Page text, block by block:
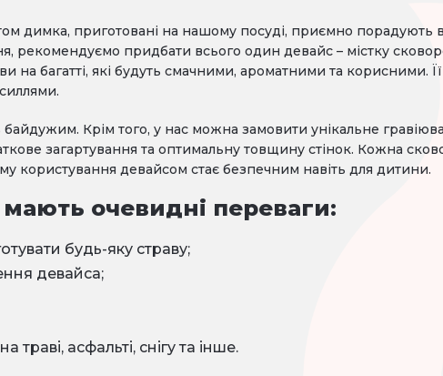
димка, приготовані на нашому посуді, приємно
рекомендуємо придбати всього один девайс – містку
багатті, які будуть смачними, ароматними та корисними.
Крім того, у нас можна замовити унікальне
загартування та оптимальну товщину стінок. Кожна
користування девайсом стає безпечним навіть для дитини.
очевидні переваги:
будь-яку страву;
девайса;
траві, асфальті, снігу та інше.